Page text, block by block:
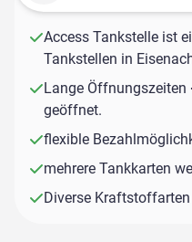
Access Tankstelle ist
Tankstellen in
Lange
geöffnet.
flexible
mehrere Tankkarten
Diverse